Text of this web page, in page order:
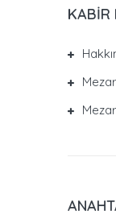
KABIR